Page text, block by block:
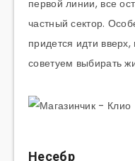
первой линии, все
частный сектор.
придется идти
советуем выбирать
Несебр